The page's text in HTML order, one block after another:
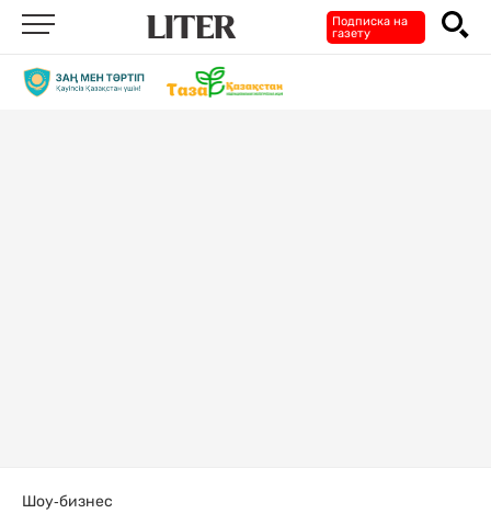
Подписка на
газету
Шоу-бизнес